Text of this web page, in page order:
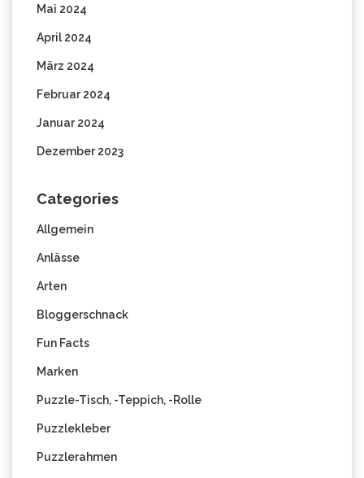
Mai 2024
April 2024
März 2024
Februar 2024
Januar 2024
Dezember 2023
Categories
Allgemein
Anlässe
Arten
Bloggerschnack
Fun Facts
Marken
Puzzle-Tisch, -Teppich, -Rolle
Puzzlekleber
Puzzlerahmen